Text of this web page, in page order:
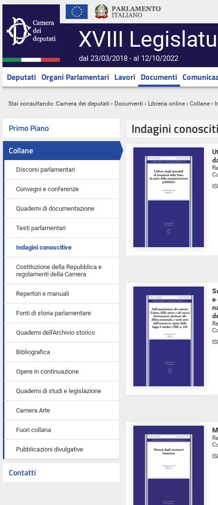
XVIII
dal 23/03/2018 - al 12/10/2022
Deputati Organi Parlamentari Lavori Documenti
Stai consultando: Camera dei deputati › Documenti › Libreria online › Collane ›
Primo Piano
Collane
Discorsi parlamentari
Convegni e conferenze
Quaderni di documentazione
Testi parlamentari
Indagini conoscitive
Costituzione della Repubblica e
regolamenti della Camera
Repertori e manuali
Fonti di storia parlamentare
Quaderni dell'Archivio storico
Bibliografica
Opere in continuazione
Quaderni di studi e legislazione
Camera Arte
Fuori collana
Pubblicazioni divulgative
Contatti
Indagini
e